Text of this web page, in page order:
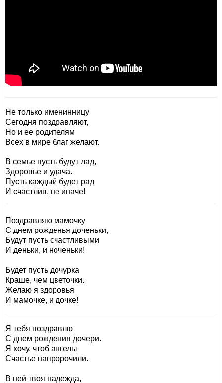
Не только именинницу
Сегодня поздравляют,
Но и ее родителям
Всех в мире благ желают.
В семье пусть будут лад,
Здоровье и удача.
Пусть каждый будет рад
И счастлив, не иначе!
Поздравляю мамочку
С днем рожденья доченьки,
Будут пусть счастливыми
И деньки, и ноченьки!
Будет пусть дочурка
Краше, чем цветочки.
Желаю я здоровья
И мамочке, и дочке!
Я тебя поздравлю
С днем рождения дочери.
Я хочу, чтоб ангелы
Счастье напророчили.
В ней твоя надежда,